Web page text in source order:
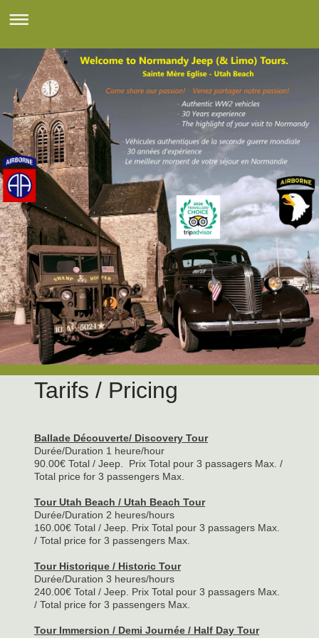
Tarifs / Pricing
Ballade Découverte/ Discovery Tour
Durée/Duration 1 heure/hour
90.00€ Total / Jeep. Prix Total pour 3 passagers Max. /
Total price for 3 passengers Max.
Tour Utah Beach / Utah Beach Tour
Durée/Duration 2 heures/hours
160.00€ Total / Jeep. Prix Total pour 3 passagers Max.
/ Total price for 3 passengers Max.
Tour Historique / Historic Tour
Durée/Duration 3 heures/hours
240.00€ Total / Jeep. Prix Total pour 3 passagers Max.
/ Total price for 3 passengers Max.
Tour Immersion / Demi Journée / Half Day Tour